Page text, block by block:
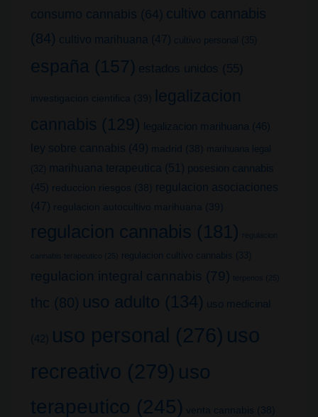
consumo cannabis (64) cultivo cannabis
(84) cultivo marihuana (47) cultivo personal (35)
españa (157) estados unidos (55)
investigacion cientifica (39)
legalizacion
cannabis (129) legalizacion marihuana (46)
ley sobre cannabis (49) madrid (38)
marihuana legal
(32)
marihuana terapeutica (51) posesion cannabis
(45) reduccion riesgos (38)
regulacion asociaciones
(47) regulacion autocultivo marihuana (39)
regulacion cannabis (181) regulacion
cannabis terapeutico (25) regulacion cultivo cannabis (33)
regulacion integral cannabis (79) terpenos (25)
thc (80) uso adulto (134) uso medicinal
(42) uso personal (276) uso
recreativo (279) uso
terapeutico (245) venta cannabis (38)